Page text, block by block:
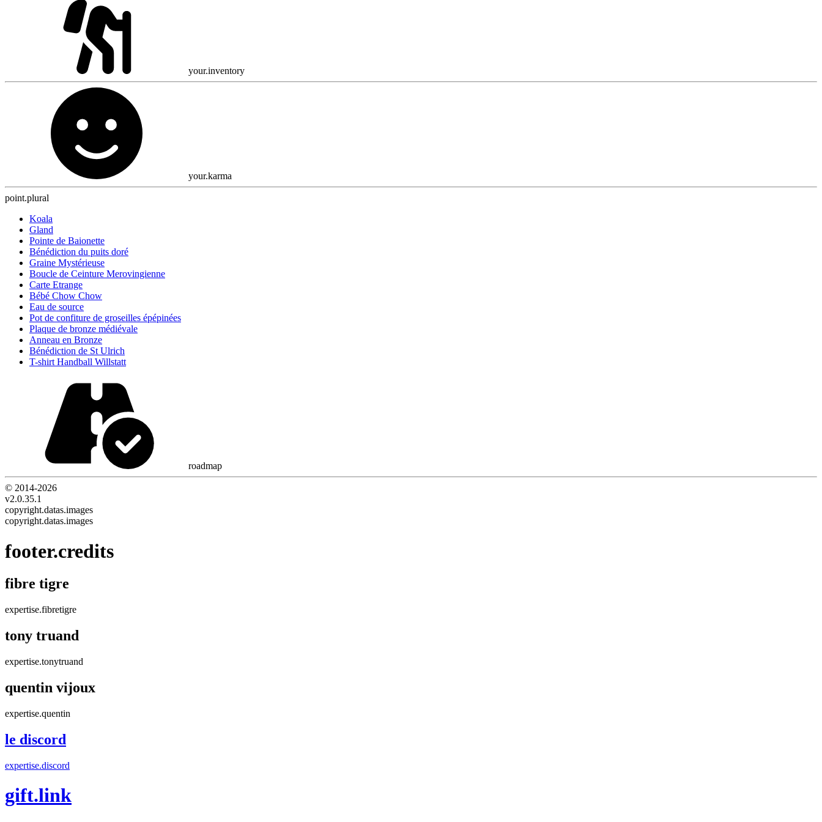
your.inventory
your.karma
point.plural
Koala
Gland
Pointe de Baionette
Bénédiction du puits doré
Graine Mystérieuse
Boucle de Ceinture Merovingienne
Carte Etrange
Bébé Chow Chow
Eau de source
Pot de confiture de groseilles épépinées
Plaque de bronze médiévale
Anneau en Bronze
Bénédiction de St Ulrich
T-shirt Handball Willstatt
roadmap
© 2014-2026
v2.0.35.1
copyright.datas.images
copyright.datas.images
footer.credits
fibre tigre
expertise.fibretigre
tony truand
expertise.tonytruand
quentin vijoux
expertise.quentin
le discord
expertise.discord
gift.link